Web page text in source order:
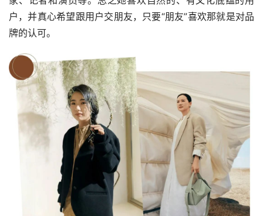
户，并真心希望跟用户交朋友，只要“朋友”喜欢那就是对品
牌的认可。